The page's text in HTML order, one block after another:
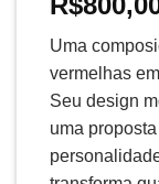
Uma
vermelhas
Seu design
uma